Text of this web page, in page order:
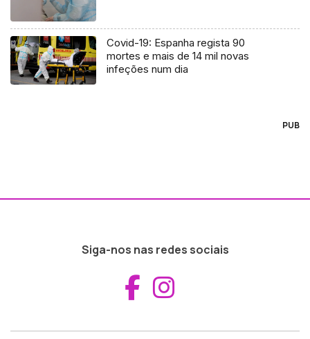
Covid-19: Espanha regista 90
mortes e mais de 14 mil novas
infeções num dia
PUB
Siga-nos nas redes sociais
Aceder ao